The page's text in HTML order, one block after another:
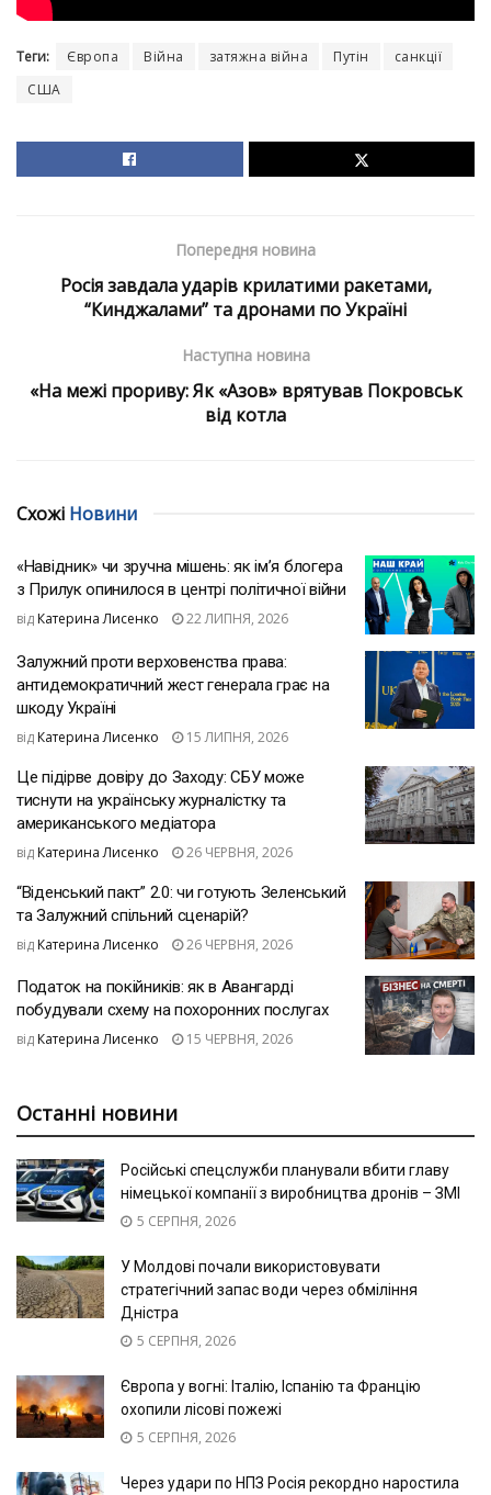
Теги: Європа Війна затяжна війна Путін
санкції
США
Попередня новина
Росія завдала ударів крилатими ракетами,
“Кинджалами” та дронами по Україні
Наступна новина
«На межі прориву: Як «Азов» врятував Покровськ
від котла
Схожі Новини
«Навідник» чи зручна мішень: як ім’я блогера
з Прилук опинилося в центрі політичної війни
від Катерина Лисенко 22 ЛИПНЯ, 2026
Залужний проти верховенства права:
антидемократичний жест генерала грає на
шкоду Україні
від Катерина Лисенко 15 ЛИПНЯ, 2026
Це підірве довіру до Заходу: СБУ може
тиснути на українську журналістку та
американського медіатора
від Катерина Лисенко 26 ЧЕРВНЯ, 2026
“Віденський пакт” 2.0: чи готують Зеленський
та Залужний спільний сценарій?
від Катерина Лисенко 26 ЧЕРВНЯ, 2026
Податок на покійників: як в Авангарді
побудували схему на похоронних послугах
від Катерина Лисенко 15 ЧЕРВНЯ, 2026
Останні новини
Російські спецслужби планували вбити главу
німецької компанії з виробництва дронів – ЗМІ
5 СЕРПНЯ, 2026
У Молдові почали використовувати
стратегічний запас води через обміління
Дністра
5 СЕРПНЯ, 2026
Європа у вогні: Італію, Іспанію та Францію
охопили лісові пожежі
5 СЕРПНЯ, 2026
Через удари по НПЗ Росія рекордно наростила